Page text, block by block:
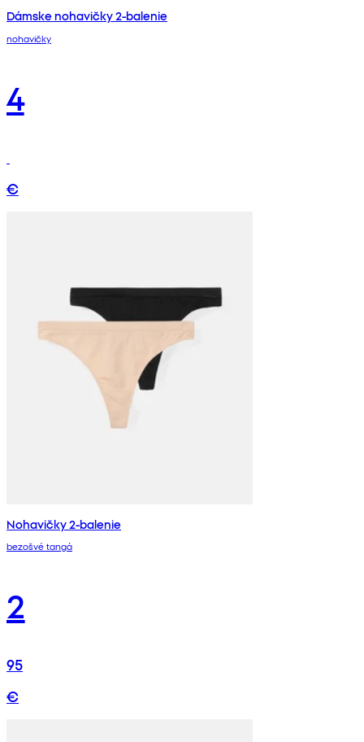
Dámske nohavičky 2-balenie
nohavičky
4
€
Nohavičky 2-balenie
bezošvé tangá
2
95
€